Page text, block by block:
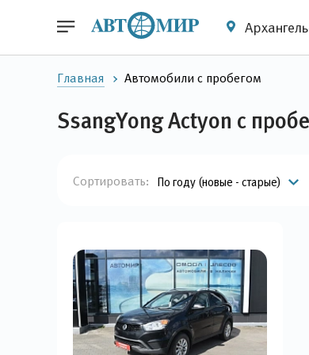
Главная Автомобили с пробегом
SsangYong Actyon с
Сортировать: По году (новые - старые)